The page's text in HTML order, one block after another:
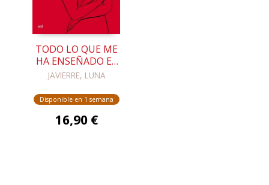
TODO LO QUE ME
HA ENSEÑADO EL
AMOR
JAVIERRE, LUNA
Disponible en 1 semana
16,90 €